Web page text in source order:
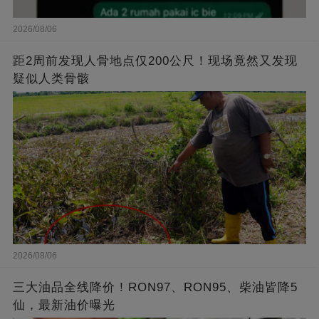
2026/08/06
距2周前发现人骨地点仅200公尺！现场竟然又发现
疑似人类骨骸
2026/08/06
三大油品全线降价！RON97、RON95、柴油皆降5
仙，最新油价曝光